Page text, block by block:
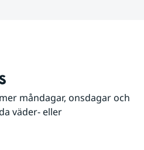
måndagar, onsdagar och
väder- eller